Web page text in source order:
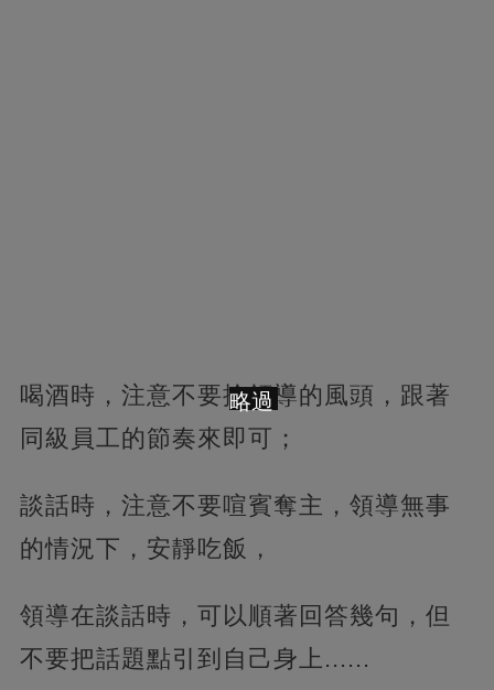
喝酒時，注意不要搶領導的風頭，跟著
同級員工的節奏來即可；
談話時，注意不要喧賓奪主，領導無事
的情況下，安靜吃飯，
領導在談話時，可以順著回答幾句，但
不要把話題點引到自己身上......
略過